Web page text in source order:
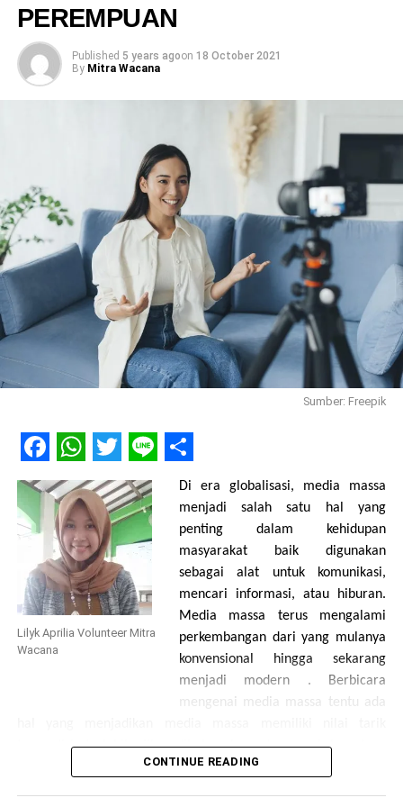
diberlakukan dan dilayani secara benar, jujur dan tidak
diskriminatif, Hak untuk memperoleh ganti rugi.
Namun, yang paling pokok dalam hak pangan yaitu bahwa
Konsumen punya hak atas pangan, negara punya kewajiban
untuk menyediakannya. Konsumen berhak untuk memutuskan
apa yang akan dikonsumsi agar bisa menjadi konsumen yang
Tuti juga menambahkan, bahwa konsumen tidak hanya
mengkonsumsi saja tetapi juga harus mengetahui hak-haknya
sebagai konsumen. Konsumen harus lebih aware (menyadari)
pangan yang dikonsumsinya, terutama pada masalah
kesehatan dari produk pangan tersebut. selain itu, konsumen
harus sering bersolidaritas terhadap produk-produk lokal,
dengan begitu ketika konsumen sadar bahwa produk local
masih bisa dikonsumsi maka konsumsilah produk lokal
sehingga produk lokal tidak akan kalah dengan produk impor.
Tuti mengakhri talkshow tersebut dengan menghimbau kepada
yaitu konsumen yang sadar terhadap produk pangan yang
kepada konsumen. Alangkah lebih baik lagi apabila kita
mengkonsumsi produk pangan dari negeri kita sendiri. (Dewi
Mendem)
Share this:
X
Like this:
PEREMPUAN
Published 5 years agoon 18 October 2021
By Mitra Wacana
Sumber: Freepik
Facebook
WhatsApp
Twitter
LineShare
Lilyk Aprilia Volunteer Mitra
Wacana
Di era globalisasi, media massa
menjadi salah satu hal yang
penting dalam kehidupan
masyarakat baik digunakan
sebagai alat untuk komunikasi,
mencari informasi, atau hiburan.
Media massa terus mengalami
perkembangan dari yang mulanya
konvensional hingga sekarang
menjadi modern . Berbicara
mengenai media massa tentu ada
tersendiri terlebih jika dihubungkan dengan keberadaan
CONTINUE READING